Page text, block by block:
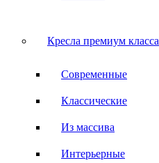
Кресла премиум класса
Современные
Классические
Из массива
Интерьерные